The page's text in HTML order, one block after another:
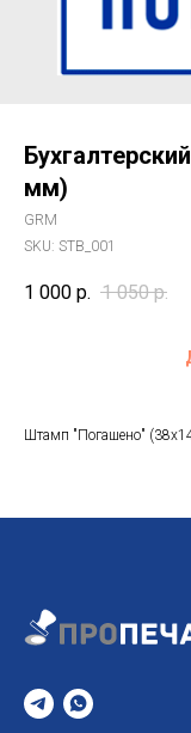
мм)
GRM
SKU: STB_001
1 000 р. 1 050 р.
Штамп "Погашено"